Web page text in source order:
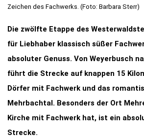
Zeichen des Fachwerks. (Foto: Barbara Sterr)
Die zwölfte Etappe des
für Liebhaber klassisch süßer
absoluter Genuss. Von Weyerbusch
führt die Strecke auf knappen 15
Dörfer mit Fachwerk und das
Mehrbachtal. Besonders der Ort
Kirche mit Fachwerk hat, ist ein
Strecke.